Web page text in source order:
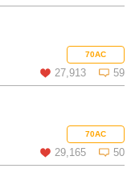
コメントを見る70AC
27,913 59
コメントを見る70AC
29,165 50